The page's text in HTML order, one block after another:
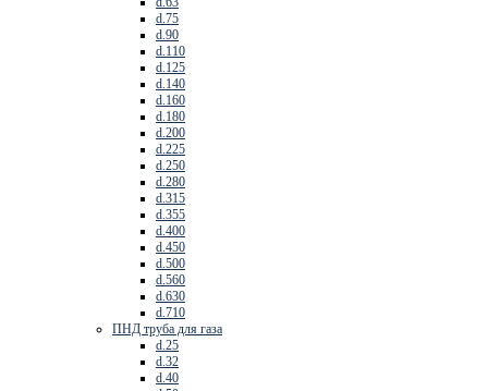
d.75
d.90
d.110
d.125
d.140
d.160
d.180
d.200
d.225
d.250
d.280
d.315
d.355
d.400
d.450
d.500
d.560
d.630
d.710
ПНД труба для газа
d.25
d.32
d.40